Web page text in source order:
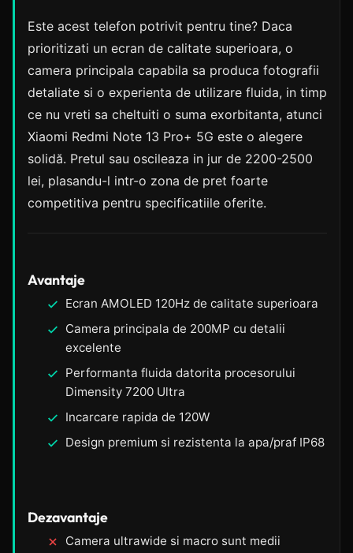
Este acest telefon potrivit pentru tine? Daca
prioritizati un ecran de calitate superioara, o
camera principala capabila sa produca fotografii
detaliate si o experienta de utilizare fluida, in timp
ce nu vreti sa cheltuiti o suma exorbitanta, atunci
Xiaomi Redmi Note 13 Pro+ 5G este o alegere
solidă. Pretul sau oscileaza in jur de 2200-2500
lei, plasandu-l intr-o zona de pret foarte
competitiva pentru specificatiile oferite.
Avantaje
Ecran AMOLED 120Hz de calitate superioara
Camera principala de 200MP cu detalii
excelente
Performanta fluida datorita procesorului
Dimensity 7200 Ultra
Incarcare rapida de 120W
Design premium si rezistenta la apa/praf IP68
Dezavantaje
Camera ultrawide si macro sunt medii